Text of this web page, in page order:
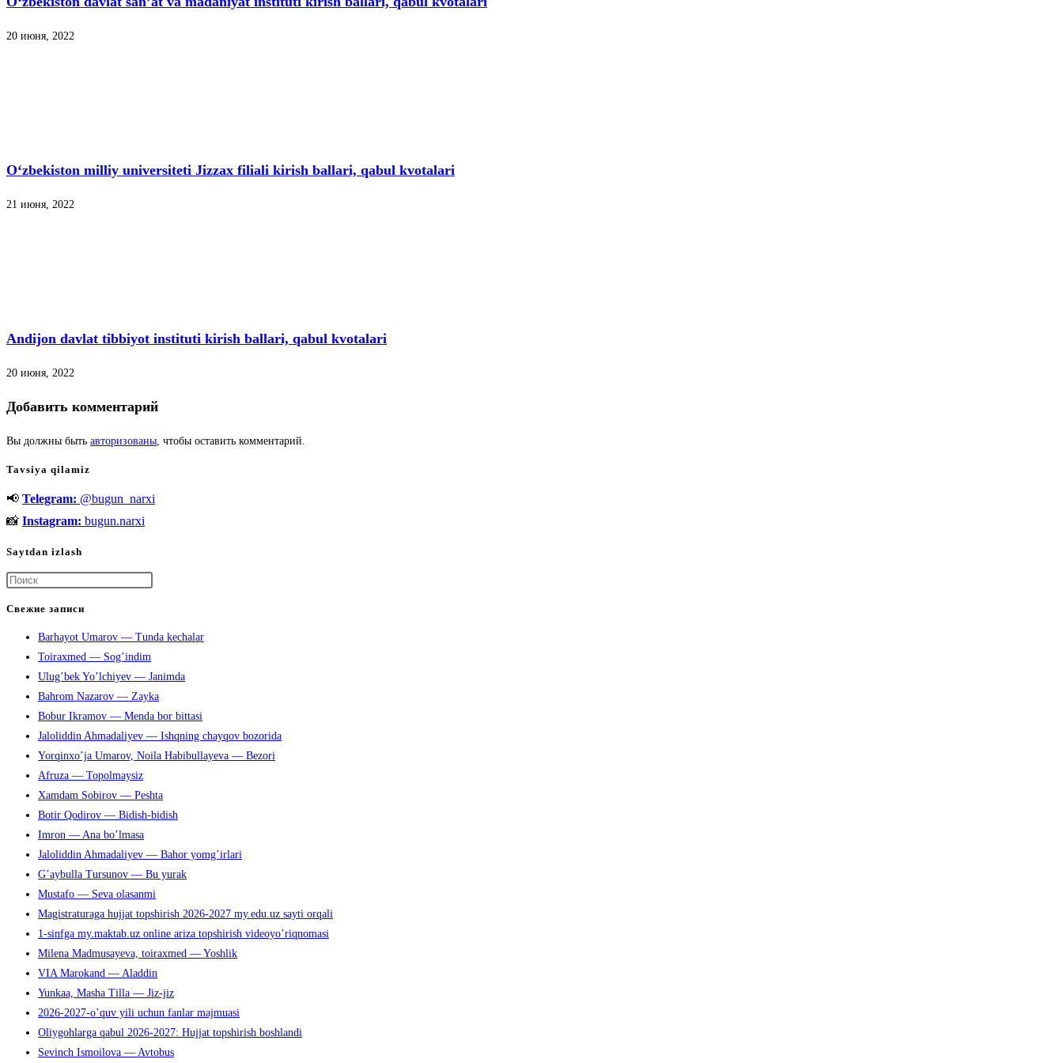
20 июня, 2022
O‘zbekiston milliy universiteti Jizzax filiali kirish ballari, qabul kvotalari
21 июня, 2022
Andijon davlat tibbiyot instituti kirish ballari, qabul kvotalari
20 июня, 2022
Добавить комментарий
Вы должны быть авторизованы , чтобы оставить комментарий.
Tavsiya qilamiz
📢 Telegram: @bugun_narxi
📸 Instagram: bugun.narxi
Saytdan izlash
чтобы
панель
поиска.
Свежие записи
Barhayot Umarov — Tunda kechalar
Toiraxmed — Sog’indim
Ulug’bek Yo’lchiyev — Janimda
Bahrom Nazarov — Zayka
Bobur Ikramov — Menda bor bittasi
Jaloliddin Ahmadaliyev — Ishqning chayqov bozorida
Yorqinxo’ja Umarov, Noila Habibullayeva — Bezori
Afruza — Topolmaysiz
Xamdam Sobirov — Peshta
Botir Qodirov — Bidish-bidish
Imron — Ana bo’lmasa
Jaloliddin Ahmadaliyev — Bahor yomg’irlari
G’aybulla Tursunov — Bu yurak
Mustafo — Seva olasanmi
Magistraturaga hujjat topshirish 2026-2027 my.edu.uz sayti orqali
1-sinfga my.maktab.uz online ariza topshirish videoyo’riqnomasi
Milena Madmusayeva, toiraxmed — Yoshlik
VIA Marokand — Aladdin
Yunkaa, Masha Tilla — Jiz-jiz
2026-2027-o’quv yili uchun fanlar majmuasi
Oliygohlarga qabul 2026-2027: Hujjat topshirish boshlandi
Sevinch Ismoilova — Avtobus